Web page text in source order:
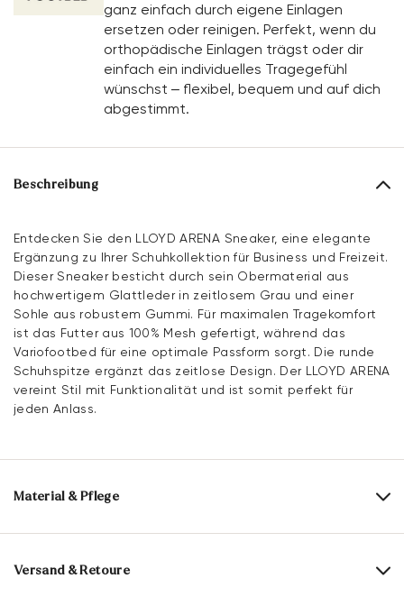
ganz einfach durch eigene Einlagen
ersetzen oder reinigen. Perfekt, wenn du
orthopädische Einlagen trägst oder dir
einfach ein individuelles Tragegefühl
wünschst – flexibel, bequem und auf dich
abgestimmt.
Beschreibung
Entdecken Sie den LLOYD ARENA Sneaker, eine elegante
Ergänzung zu Ihrer Schuhkollektion für Business und Freizeit.
Dieser Sneaker besticht durch sein Obermaterial aus
hochwertigem Glattleder in zeitlosem Grau und einer
Sohle aus robustem Gummi. Für maximalen Tragekomfort
ist das Futter aus 100% Mesh gefertigt, während das
Variofootbed für eine optimale Passform sorgt. Die runde
Schuhspitze ergänzt das zeitlose Design. Der LLOYD ARENA
vereint Stil mit Funktionalität und ist somit perfekt für
jeden Anlass.
Material & Pflege
Produktionsgrößengang: EU-Größen
Obermaterial:
Versand & Retoure